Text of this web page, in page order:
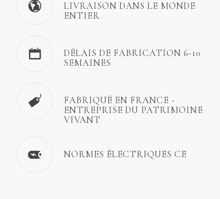
LIVRAISON DANS LE MONDE
ENTIER
DÉLAIS DE FABRICATION 6-10
SEMAINES
FABRIQUÉ EN FRANCE -
ENTREPRISE DU PATRIMOINE
VIVANT
NORMES ÉLECTRIQUES CE